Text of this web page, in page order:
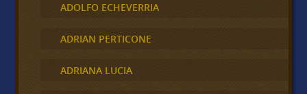
ADOLFO ECHEVERRIA
ADRIAN PERTICONE
ADRIANA LUCIA